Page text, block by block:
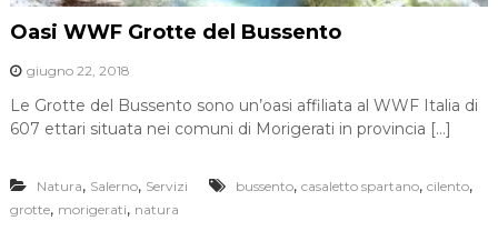
Oasi WWF Grotte del Bussento
giugno 22, 2018
Le Grotte del Bussento sono un’oasi affiliata al WWF Italia di
607 ettari situata nei comuni di Morigerati in provincia […]
Natura, Salerno, Servizi bussento, casaletto spartano, cilento,
grotte, morigerati, natura